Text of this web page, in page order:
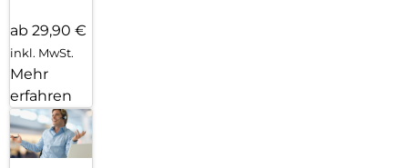
ab 29,90 €
inkl. MwSt.
Mehr
erfahren